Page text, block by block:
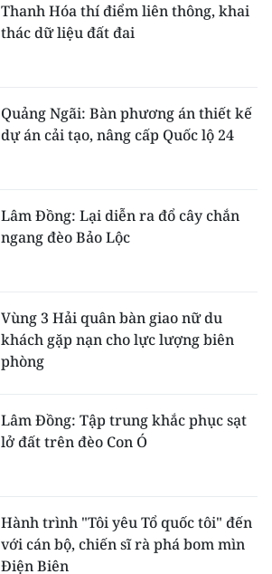
Thanh Hóa thí điểm liên thông, khai
thác dữ liệu đất đai
Quảng Ngãi: Bàn phương án thiết kế
dự án cải tạo, nâng cấp Quốc lộ 24
Lâm Đồng: Lại diễn ra đổ cây chắn
ngang đèo Bảo Lộc
Vùng 3 Hải quân bàn giao nữ du
khách gặp nạn cho lực lượng biên
phòng
Lâm Đồng: Tập trung khắc phục sạt
lở đất trên đèo Con Ó
Hành trình "Tôi yêu Tổ quốc tôi" đến
với cán bộ, chiến sĩ rà phá bom mìn
Điện Biên